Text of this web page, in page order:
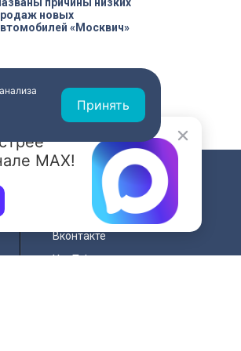
причины низких
новых
«Москвич»
MAX!
Принять
Вконтакте
YouTube